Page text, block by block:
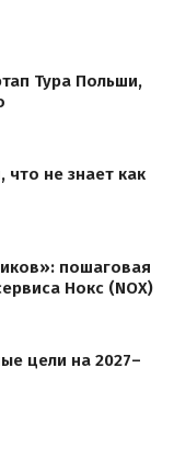
Тура Польши,
что не знает как
пошаговая
Нокс (NOX)
цели на 2027–